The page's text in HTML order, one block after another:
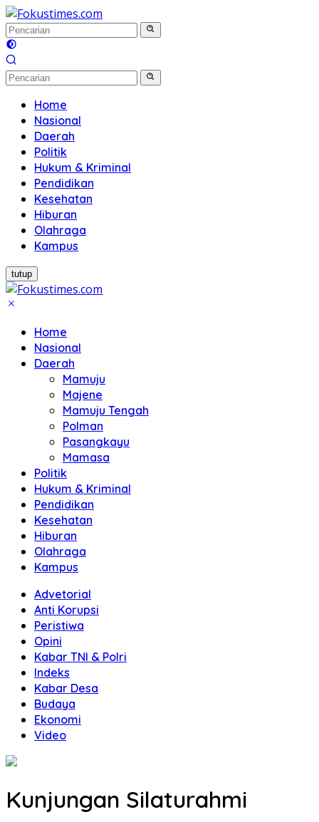
Langsung
ke
konten
Home
Nasional
Daerah
Politik
Hukum & Kriminal
Pendidikan
Kesehatan
Hiburan
Olahraga
Kampus
tutup
Home
Nasional
Daerah
Mamuju
Majene
Mamuju Tengah
Polman
Pasangkayu
Mamasa
Politik
Hukum & Kriminal
Pendidikan
Kesehatan
Hiburan
Olahraga
Kampus
Advetorial
Anti Korupsi
Peristiwa
Opini
Kabar TNI & Polri
Indeks
Kabar Desa
Budaya
Ekonomi
Video
Kunjungan Silaturahmi